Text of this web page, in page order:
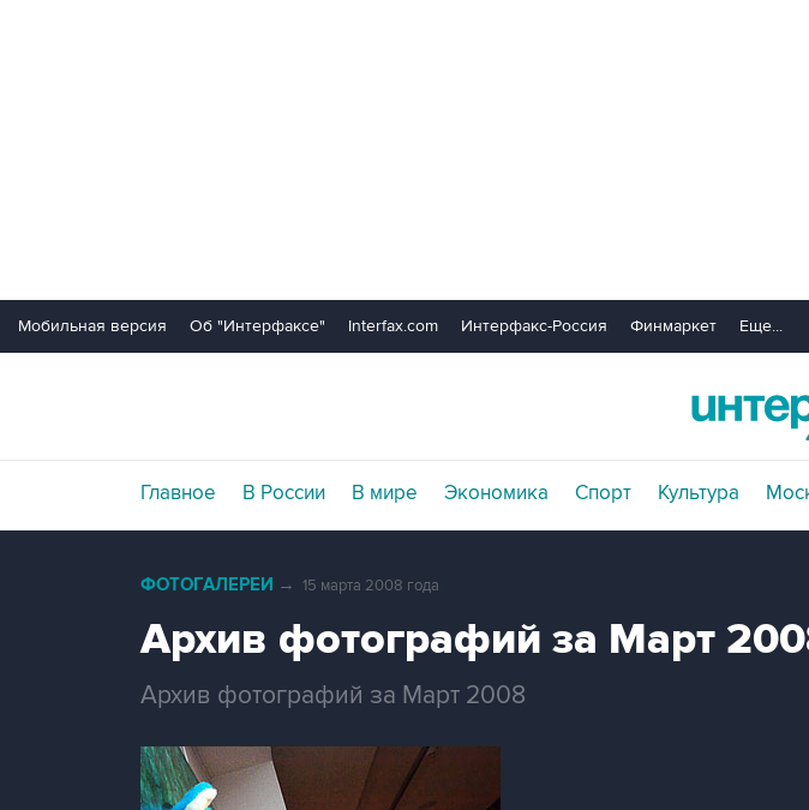
Мобильная версия Об "Интерфаксе" Interfax.com Интерфакс-Россия Финмаркет Еще...
Главное В России В мире Экономика Спорт Культура
ФОТОГАЛЕРЕИ → 15 марта 2008 года
Архив фотографий за Март
Архив фотографий за Март 2008